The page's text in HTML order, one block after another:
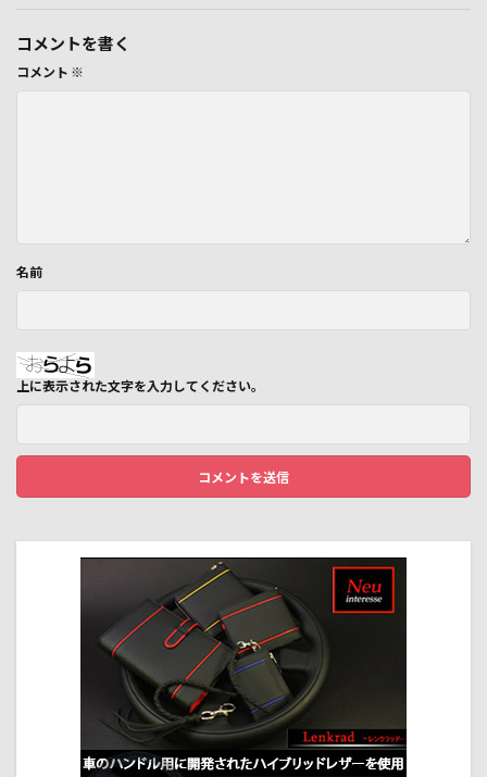
コメントを書く
コメント ※
名前
上に表示された文字を入力してください。